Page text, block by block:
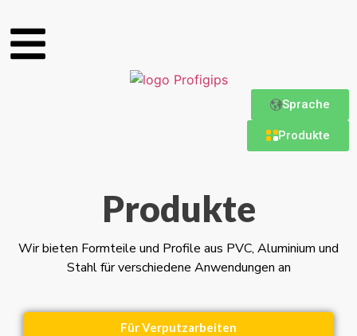
Sprache
Produkte
Produkte
Wir bieten Formteile und Profile aus PVC, Aluminium und
Stahl für verschiedene Anwendungen an
Für Verputzarbeiten